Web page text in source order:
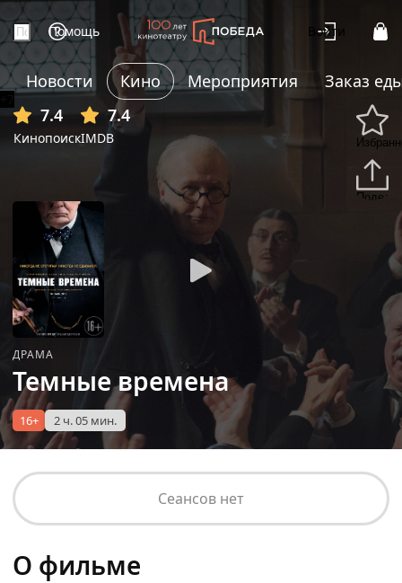
Помощь Войти
Новости Кино Мероприятия
Заказ
7.4
Кинопоиск
7.4
IMDB
ДРАМА
Темные времена
16+ 2 ч. 05 мин.
Сеансов нет
О фильме